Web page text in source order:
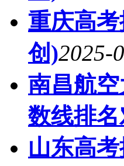
重庆高
创)2025-
南昌航
数线排
山东高